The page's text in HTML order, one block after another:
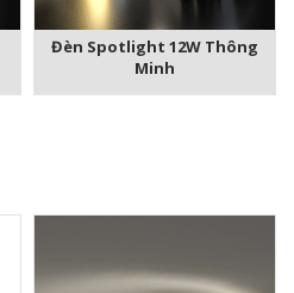
Đèn Spotlight 12W Thông
Minh